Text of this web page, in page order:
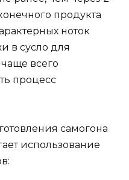
продукта
ноток
в сусло для
всего
процесс
самогона
использование